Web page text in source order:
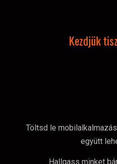
Kezdjük
Töltsd le
együtt
Hallgass minket